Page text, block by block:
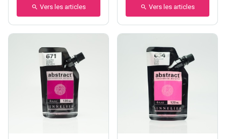
Vers les articles Vers les articles